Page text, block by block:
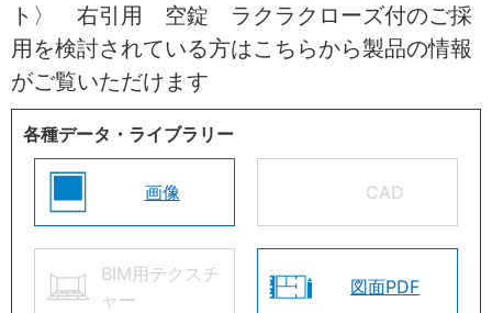
ト〉 右引用 空錠 ラクラクローズ付のご採
用を検討されている方はこちらから製品の情報
がご覧いただけます
各種データ・ライブラリー
画像 CAD
BIM用テクスチ
ャー
図面PDF